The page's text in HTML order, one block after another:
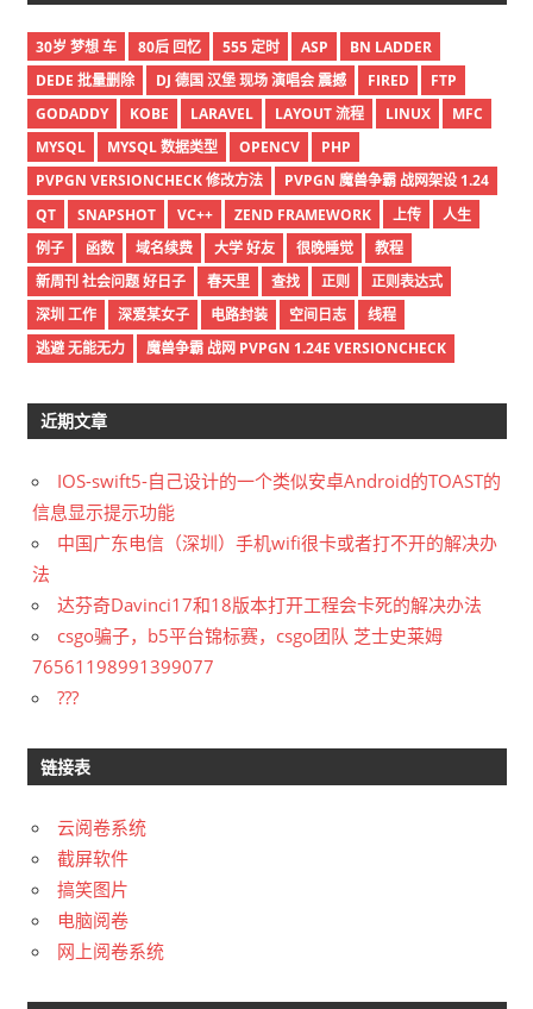
30岁 梦想 车 80后 回忆 555 定时 ASP
BN LADDER
DEDE 批量删除
DJ 德国 汉堡 现场 演唱会 震撼 FIRED
FTP
GODADDY
KOBE LARAVEL LAYOUT 流程 LINUX
MFC
MYSQL
MYSQL 数据类型 OPENCV
PHP
PVPGN VERSIONCHECK 修改方法
PVPGN 魔兽争霸 战网架设 1.24
QT
SNAPSHOT VC++ ZEND FRAMEWORK 上传
人生
例子
函数 域名续费 大学 好友 很晚睡觉
教程
新周刊 社会问题 好日子
春天里 查找 正则
正则表达式
深圳 工作
深爱某女子 电路封装 空间日志
线程
逃避 无能无力
魔兽争霸 战网 PVPGN 1.24E VERSIONCHECK
近期文章
IOS-swift5-自己设计的一个类似安卓Android的TOAST的
信息显示提示功能
中国广东电信（深圳）手机wifi很卡或者打不开的解决办
法
达芬奇Davinci17和18版本打开工程会卡死的解决办法
csgo骗子，b5平台锦标赛，csgo团队 芝士史莱姆
76561198991399077
???
链接表
云阅卷系统
截屏软件
搞笑图片
电脑阅卷
网上阅卷系统